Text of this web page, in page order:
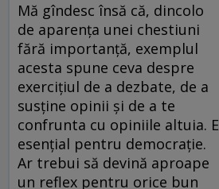
Mă gîndesc însă că, dincolo
de aparenţa unei chestiuni
fără importanţă, exemplul
acesta spune ceva despre
exerciţiul de a dezbate, de a
susţine opinii şi de a te
confrunta cu opiniile altuia. E
esenţial pentru democraţie.
Ar trebui să devină aproape
un reflex pentru orice bun